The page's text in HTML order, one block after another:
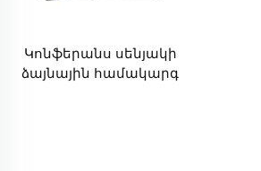
Կոնֆերանս սենյակի
ձայնային համակարգ